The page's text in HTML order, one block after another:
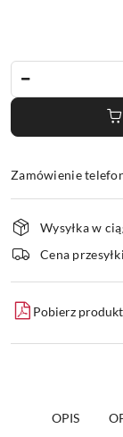
Zamówienie
Dostępność
i
dostawa
Wysyłka w
Cena
Pobierz
OPIS